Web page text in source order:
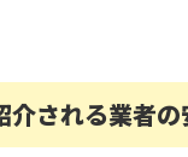
介される業者